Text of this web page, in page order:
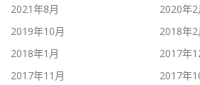
2021年8月
2020年2
2019年10月
2018年2
2018年1月
2017年
2017年11月
2017年